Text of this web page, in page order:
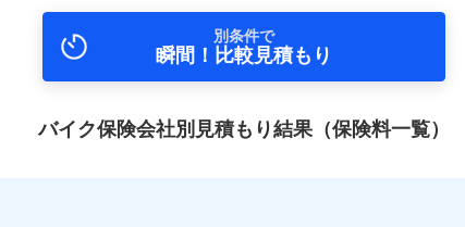
別条件で
瞬間！比較見積もり
バイク保険会社別見積もり結果（保険料一覧）